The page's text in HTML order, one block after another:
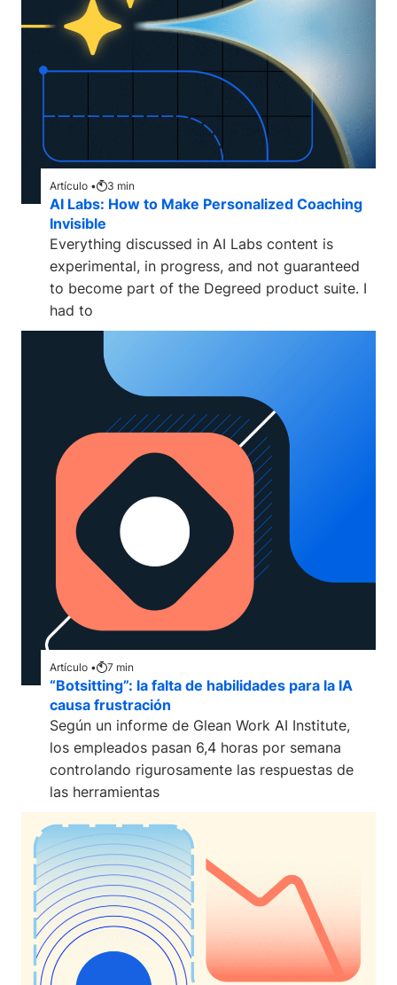
Artículo • 3 min
AI Labs: How to Make Personalized Coaching
Invisible
Everything discussed in AI Labs content is
experimental, in progress, and not guaranteed
to become part of the Degreed product suite. I
had to
Artículo • 7 min
“Botsitting”: la falta de habilidades para la IA
causa frustración
Según un informe de Glean Work AI Institute,
los empleados pasan 6,4 horas por semana
controlando rigurosamente las respuestas de
las herramientas